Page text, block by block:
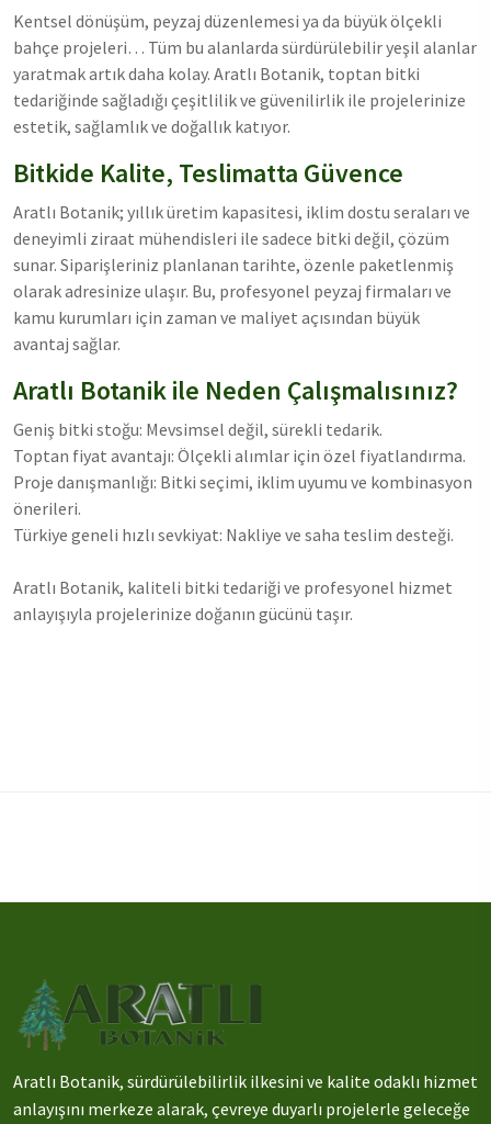
Kentsel dönüşüm, peyzaj düzenlemesi ya da büyük ölçekli
bahçe projeleri… Tüm bu alanlarda sürdürülebilir yeşil alanlar
yaratmak artık daha kolay. Aratlı Botanik, toptan bitki
tedariğinde sağladığı çeşitlilik ve güvenilirlik ile projelerinize
estetik, sağlamlık ve doğallık katıyor.
Bitkide Kalite, Teslimatta Güvence
Aratlı Botanik; yıllık üretim kapasitesi, iklim dostu seraları ve
deneyimli ziraat mühendisleri ile sadece bitki değil, çözüm
sunar. Siparişleriniz planlanan tarihte, özenle paketlenmiş
olarak adresinize ulaşır. Bu, profesyonel peyzaj firmaları ve
kamu kurumları için zaman ve maliyet açısından büyük
avantaj sağlar.
Aratlı Botanik ile Neden Çalışmalısınız?
Geniş bitki stoğu: Mevsimsel değil, sürekli tedarik.
Toptan fiyat avantajı: Ölçekli alımlar için özel fiyatlandırma.
Proje danışmanlığı: Bitki seçimi, iklim uyumu ve kombinasyon
önerileri.
Türkiye geneli hızlı sevkiyat: Nakliye ve saha teslim desteği.
Aratlı Botanik, kaliteli bitki tedariği ve profesyonel hizmet
anlayışıyla projelerinize doğanın gücünü taşır.
Aratlı Botanik, sürdürülebilirlik ilkesini ve kalite odaklı hizmet
anlayışını merkeze alarak, çevreye duyarlı projelerle geleceğe